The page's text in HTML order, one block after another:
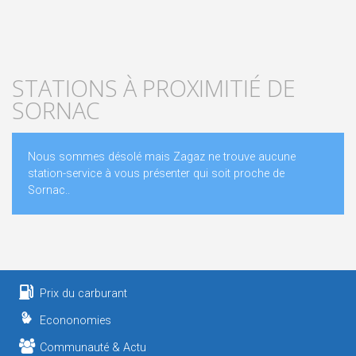
STATIONS À PROXIMITIÉ DE
SORNAC
Nous sommes désolé mais Zagaz ne trouve aucune
station-service à vous présenter qui soit proche de
Sornac..
Prix du carburant
Econonomies
Communauté & Actu